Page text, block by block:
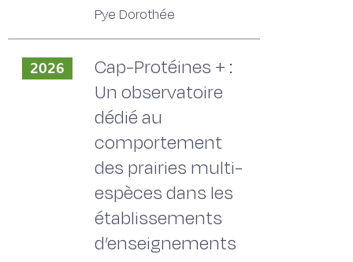
Pye Dorothée
2026
Cap-Protéines + :
Un observatoire
dédié au
comportement
des prairies multi-
espèces dans les
établissements
d’enseignements